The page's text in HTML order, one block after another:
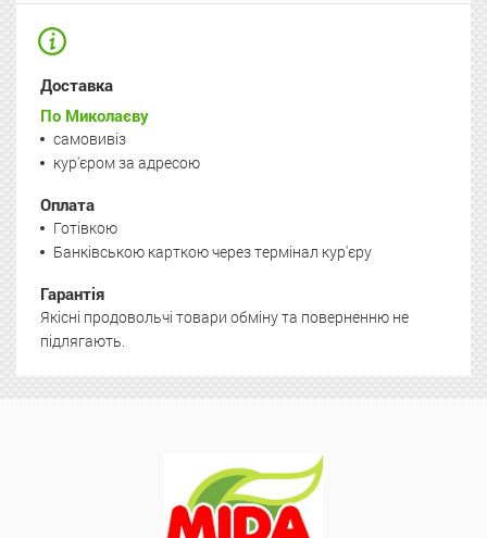
Доставка
По Миколаєву
самовивіз
кур'єром за адресою
Оплата
Готівкою
Банківською карткою через термінал кур'єру
Гарантія
Якісні продовольчі товари обміну та поверненню не
підлягають.